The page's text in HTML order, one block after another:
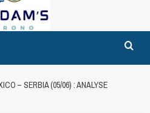
– SERBIA (05/06) : ANALYSE